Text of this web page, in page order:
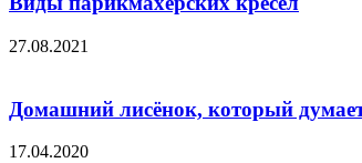
27.08.2021
Домашний лисёнок, который
17.04.2020